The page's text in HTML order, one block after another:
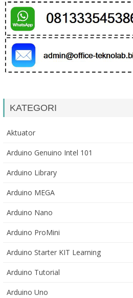
KATEGORI
Aktuator
Arduino Genuino Intel 101
Arduino Library
Arduino MEGA
Arduino Nano
Arduino ProMini
Arduino Starter KIT Learning
Arduino Tutorial
Arduino Uno